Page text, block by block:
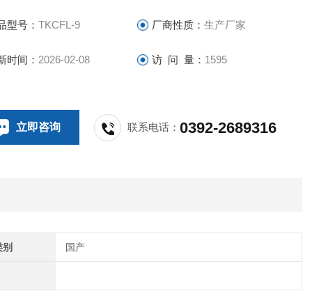
型号：TKCFL-9 厂商性质： 生产厂家
时间： 2026-02-08 访 问 量： 1595
立即咨询 联系电话：0392-2689316
国产